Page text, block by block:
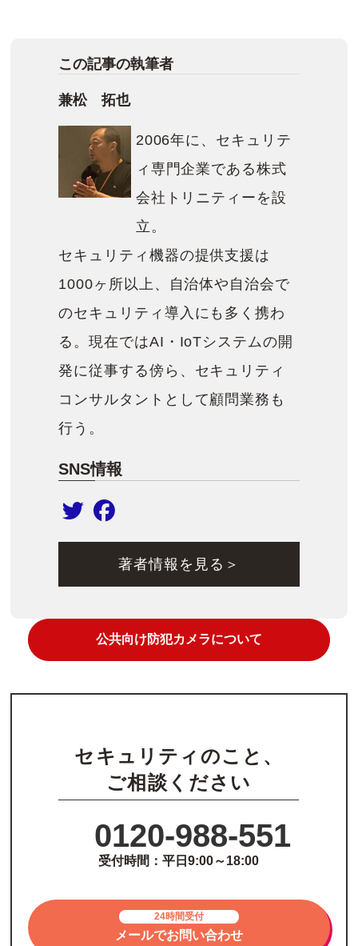
この記事の執筆者
兼松 拓也
2006年に、セキュリテ
ィ専門企業である株式
会社トリニティーを設
立。
セキュリティ機器の提供支援は
1000ヶ所以上、自治体や自治会で
のセキュリティ導入にも多く携わ
る。現在ではAI・IoTシステムの開
発に従事する傍ら、セキュリティ
コンサルタントとして顧問業務も
行う。
SNS情報
著者情報を見る＞
公共向け防犯カメラについて
セキュリティのこと、
ご相談ください
0120-988-551
受付時間：平日9:00～18:00
24時間受付
メールでお問い合わせ